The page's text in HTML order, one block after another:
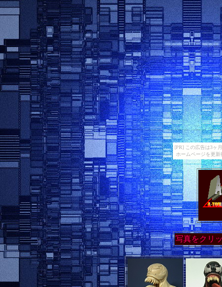
[PR] この広告は3ヶ
ホームページを更
写真をクリ